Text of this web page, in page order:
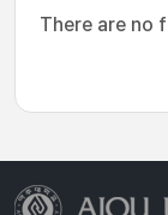
There are no